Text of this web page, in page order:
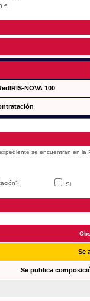
€
NOVA 100
se encuentran en la
Si
Se
Se publica